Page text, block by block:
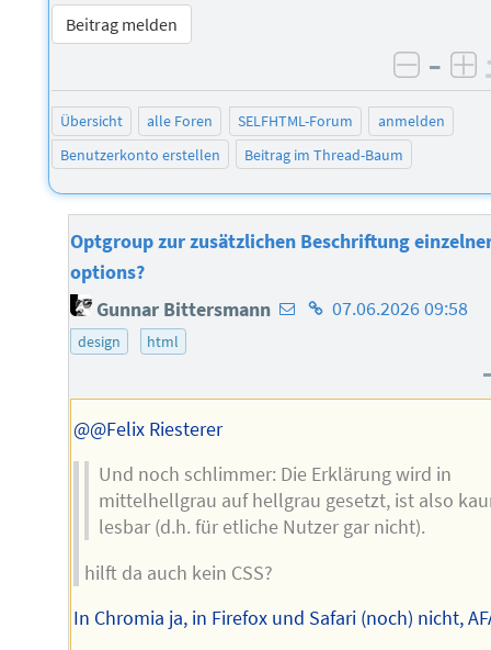
Beitrag melden
–
Übersicht alle Foren SELFHTML-Forum
anmelden
Benutzerkonto erstellen
Beitrag im Thread-Baum
Optgroup zur zusätzlichen Beschriftung
options?
Gunnar Bittersmann E-
des
Homepage
07.06.2026 09:58
design html
@@Felix Riesterer
Und noch schlimmer: Die Erklärung wird in
mittelhellgrau auf hellgrau gesetzt, ist also
lesbar (d.h. für etliche Nutzer gar nicht).
hilft da auch kein CSS?
In Chromia ja, in Firefox und Safari (noch) nicht,